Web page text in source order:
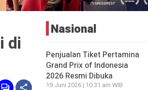
di
Nasional
Penjualan Tiket Pertamina
Grand Prix of Indonesia
2026 Resmi Dibuka
19 Juni 2026 | 10:31 am WIB